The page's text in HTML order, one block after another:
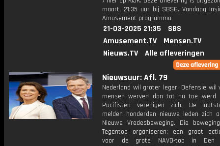
maart, 21:35 uur bij SBS6. Vandaag
Amusement programma
21-03-2025 21:35
SBS
Amusement.TV
Mensen.TV
Nieuws.TV
Alle afleveringen
Nieuwsuur: Afl. 79
Nederland wil groter leger. Defensie wil
mensen werven dan tot nu toe werd
Pacifisten verenigen zich. De
melden honderden nieuwe leden zich
Nieuwe Vredesbeweging. Die
Tegentop organiseren: een groot
voor de grote NAVO-top in Den